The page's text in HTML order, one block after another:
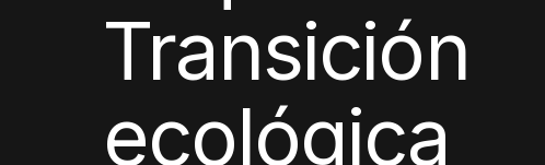
Transición
ecológica